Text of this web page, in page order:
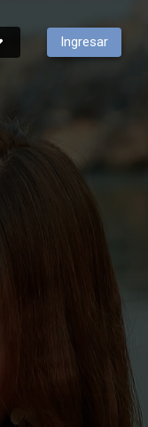
Ingresar